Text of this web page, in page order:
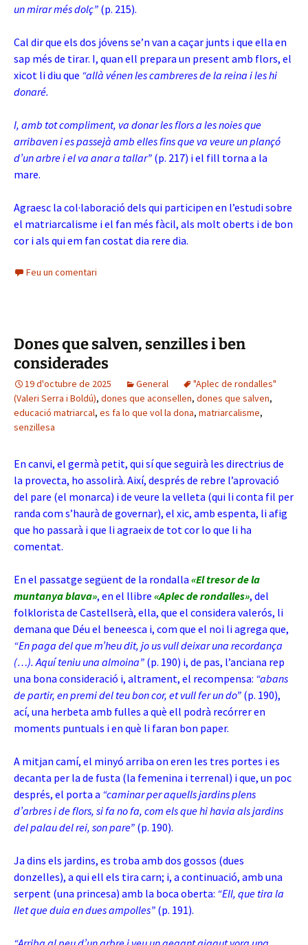
un mirar més dolç” (p. 215).
Cal dir que els dos jóvens se’n van a caçar junts i que ella en
sap més de tirar. I, quan ell prepara un present amb flors, el
xicot li diu que “allà vénen les cambreres de la reina i les hi
donaré.
I, amb tot compliment, va donar les flors a les noies que
arribaven i es passejà amb elles fins que va veure un plançó
d’un arbre i el va anar a tallar” (p. 217) i el fill torna a la
mare.
Agraesc la col·laboració dels qui participen en l’estudi sobre
el matriarcalisme i el fan més fàcil, als molt oberts i de bon
cor i als qui em fan costat dia rere dia.
Feu un comentari
Dones que salven, senzilles i ben
considerades
19 d'octubre de 2025 General
"Aplec de rondalles"
(Valeri Serra i Boldú), dones que aconsellen, dones que salven,
educació matriarcal, es fa lo que vol la dona, matriarcalisme,
senzillesa
En canvi, el germà petit, qui sí que seguirà les directrius de
la provecta, ho assolirà. Així, després de rebre l’aprovació
del pare (el monarca) i de veure la velleta (qui li conta fil per
randa com s’haurà de governar), el xic, amb espenta, li afig
que ho passarà i que li agraeix de tot cor lo que li ha
comentat.
En el passatge següent de la rondalla «El tresor de la
muntanya blava», en el llibre «Aplec de rondalles», del
folklorista de Castellserà, ella, que el considera valerós, li
demana que Déu el beneesca i, com que el noi li agrega que,
“En paga del que m’heu dit, jo us vull deixar una recordança
(…). Aquí teniu una almoina” (p. 190) i, de pas, l’anciana rep
una bona consideració i, altrament, el recompensa: “abans
de partir, en premi del teu bon cor, et vull fer un do” (p. 190),
ací, una herbeta amb fulles a què ell podrà recórrer en
moments puntuals i en què li faran bon paper.
A mitjan camí, el minyó arriba on eren les tres portes i es
decanta per la de fusta (la femenina i terrenal) i que, un poc
després, el porta a “caminar per aquells jardins plens
d’arbres i de flors, si fa no fa, com els que hi havia als jardins
del palau del rei, son pare” (p. 190).
Ja dins els jardins, es troba amb dos gossos (dues
donzelles), a qui ell els tira carn; i, a continuació, amb una
serpent (una princesa) amb la boca oberta: “Ell, que tira la
llet que duia en dues ampolles” (p. 191).